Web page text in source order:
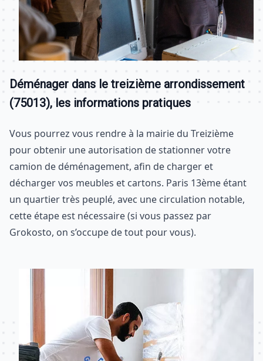
Déménager dans le treizième arrondissement
(75013), les informations pratiques
Vous pourrez vous rendre à la mairie du Treizième
pour obtenir une autorisation de stationner votre
camion de déménagement, afin de charger et
décharger vos meubles et cartons. Paris 13ème étant
un quartier très peuplé, avec une circulation notable,
cette étape est nécessaire (si vous passez par
Grokosto, on s’occupe de tout pour vous).